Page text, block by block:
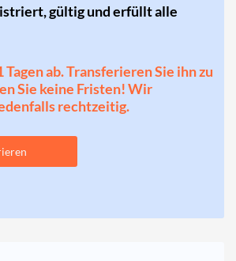
gültig und erfüllt alle
Tagen ab. Transferieren Sie ihn zu
Sie keine Fristen! Wir
rechtzeitig.